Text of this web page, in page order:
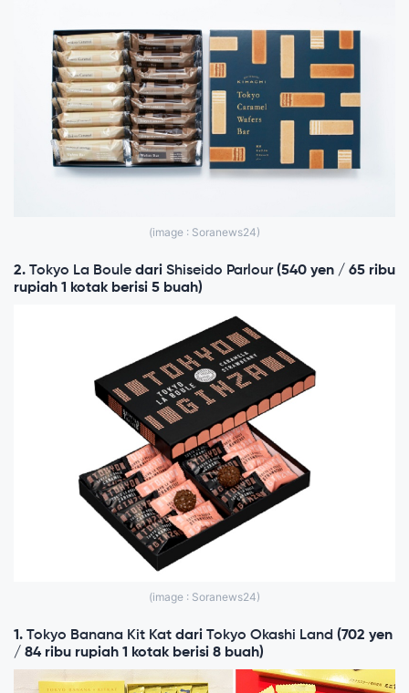
(image : Soranews24)
2. Tokyo La Boule dari Shiseido Parlour(540 yen / 65 ribu
rupiah 1 kotak berisi 5 buah)
(image : Soranews24)
1. Tokyo Banana Kit Kat dari Tokyo Okashi Land (702 yen
/ 84 ribu rupiah 1 kotak berisi 8 buah)